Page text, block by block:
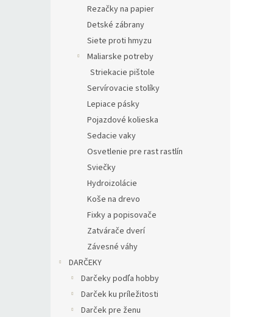
Rezačky na papier
Detské zábrany
Siete proti hmyzu
Maliarske potreby
Striekacie pištole
Servírovacie stolíky
Lepiace pásky
Pojazdové kolieska
Sedacie vaky
Osvetlenie pre rast rastlín
Sviečky
Hydroizolácie
Koše na drevo
Fixky a popisovače
Zatvárače dverí
Závesné váhy
DARČEKY
Darčeky podľa hobby
Darček ku príležitosti
Darček pre ženu